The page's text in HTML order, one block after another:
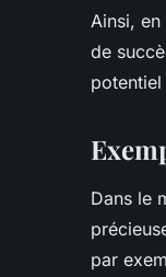
Ainsi,
de
Dans le
par